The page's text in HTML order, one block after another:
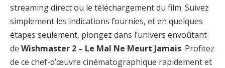
streaming direct ou le téléchargement du film. Suivez
simplement les indications fournies, et en quelques
étapes seulement, plongez dans l’univers envoûtant
de Wishmaster 2 – Le Mal Ne Meurt Jamais. Profitez
de ce chef-d’œuvre cinématographique rapidement et